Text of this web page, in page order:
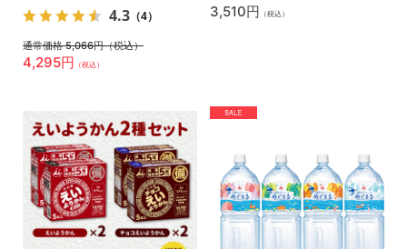
4.3 （4）
4,295円 （税込）
通常価格 5,066円（税込）
3,510円 （税込）